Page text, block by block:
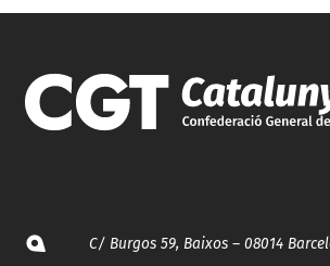
C/ Burgos 59, Baixos – 08014